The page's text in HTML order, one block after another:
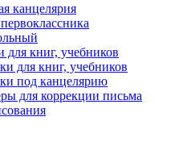
канцелярия
для книг, учебников
для книг, учебников
под канцелярию
для коррекции письма